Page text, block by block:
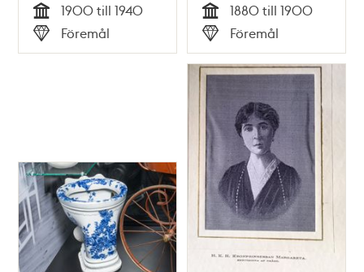
Tid
1900 till 1940
Typ
Föremål Tid
1880 till 1900
Typ
Föremål